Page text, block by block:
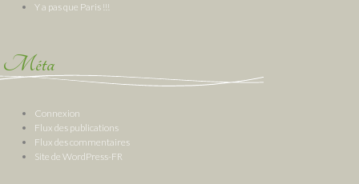
Y a pas que Paris !!!
Méta
Connexion
Flux des publications
Flux des commentaires
Site de WordPress-FR